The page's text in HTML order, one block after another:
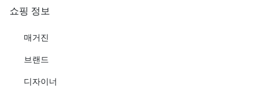
쇼핑 정보
매거진
브랜드
디자이너